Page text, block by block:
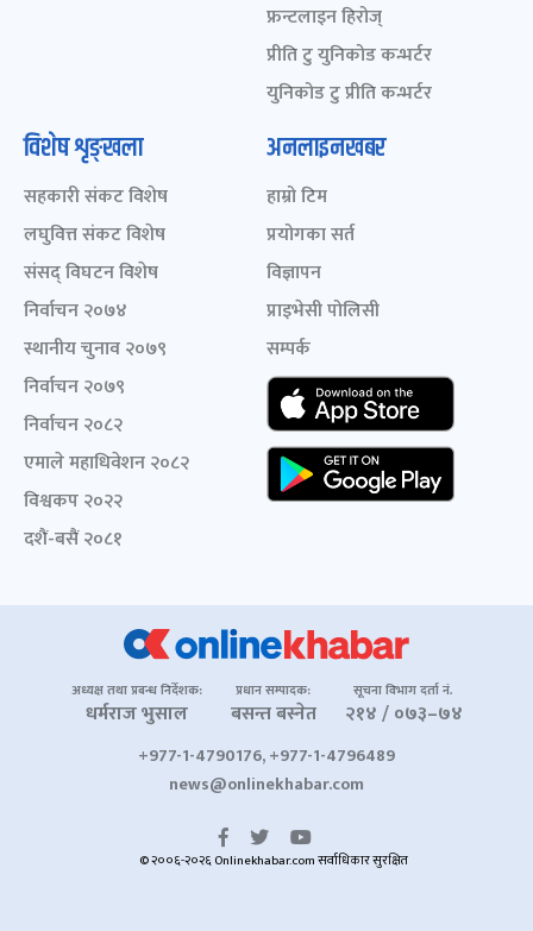
फ्रन्टलाइन हिरोज्
प्रीति टु युनिकोड कन्भर्टर
युनिकोड टु प्रीति कन्भर्टर
विशेष शृङ्खला
सहकारी संकट विशेष
लघुवित्त संकट विशेष
संसद् विघटन विशेष
निर्वाचन २०७४
स्थानीय चुनाव २०७९
निर्वाचन २०७९
निर्वाचन २०८२
एमाले महाधिवेशन २०८२
विश्वकप २०२२
दशैं-बसैं २०८१
अनलाइनखबर
हाम्रो टिम
प्रयोगका सर्त
विज्ञापन
प्राइभेसी पोलिसी
सम्पर्क
अध्यक्ष तथा प्रबन्ध निर्देशक:
धर्मराज भुसाल
प्रधान सम्पादक:
बसन्त बस्नेत
सूचना विभाग दर्ता नं.
२१४ / ०७३–७४
+977-1-4790176, +977-1-4796489
news@onlinekhabar.com
© २००६-२०२६ Onlinekhabar.com सर्वाधिकार सुरक्षित